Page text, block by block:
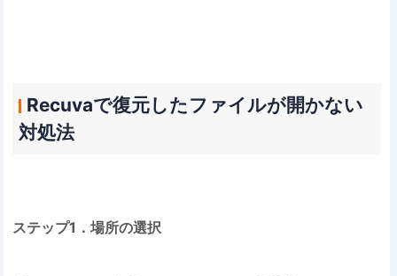
Recuvaで復元したファイルが開かない
対処法
ステップ1．場所の選択